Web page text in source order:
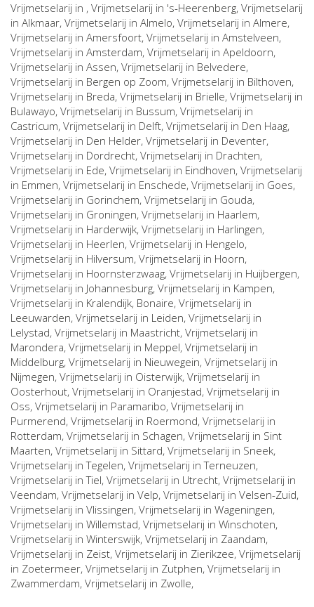
Vrijmetselarij in , Vrijmetselarij in 's-Heerenberg, Vrijmetselarij
in Alkmaar, Vrijmetselarij in Almelo, Vrijmetselarij in Almere,
Vrijmetselarij in Amersfoort, Vrijmetselarij in Amstelveen,
Vrijmetselarij in Amsterdam, Vrijmetselarij in Apeldoorn,
Vrijmetselarij in Assen, Vrijmetselarij in Belvedere,
Vrijmetselarij in Bergen op Zoom, Vrijmetselarij in Bilthoven,
Vrijmetselarij in Breda, Vrijmetselarij in Brielle, Vrijmetselarij in
Bulawayo, Vrijmetselarij in Bussum, Vrijmetselarij in
Castricum, Vrijmetselarij in Delft, Vrijmetselarij in Den Haag,
Vrijmetselarij in Den Helder, Vrijmetselarij in Deventer,
Vrijmetselarij in Dordrecht, Vrijmetselarij in Drachten,
Vrijmetselarij in Ede, Vrijmetselarij in Eindhoven, Vrijmetselarij
in Emmen, Vrijmetselarij in Enschede, Vrijmetselarij in Goes,
Vrijmetselarij in Gorinchem, Vrijmetselarij in Gouda,
Vrijmetselarij in Groningen, Vrijmetselarij in Haarlem,
Vrijmetselarij in Harderwijk, Vrijmetselarij in Harlingen,
Vrijmetselarij in Heerlen, Vrijmetselarij in Hengelo,
Vrijmetselarij in Hilversum, Vrijmetselarij in Hoorn,
Vrijmetselarij in Hoornsterzwaag, Vrijmetselarij in Huijbergen,
Vrijmetselarij in Johannesburg, Vrijmetselarij in Kampen,
Vrijmetselarij in Kralendijk, Bonaire, Vrijmetselarij in
Leeuwarden, Vrijmetselarij in Leiden, Vrijmetselarij in
Lelystad, Vrijmetselarij in Maastricht, Vrijmetselarij in
Marondera, Vrijmetselarij in Meppel, Vrijmetselarij in
Middelburg, Vrijmetselarij in Nieuwegein, Vrijmetselarij in
Nijmegen, Vrijmetselarij in Oisterwijk, Vrijmetselarij in
Oosterhout, Vrijmetselarij in Oranjestad, Vrijmetselarij in
Oss, Vrijmetselarij in Paramaribo, Vrijmetselarij in
Purmerend, Vrijmetselarij in Roermond, Vrijmetselarij in
Rotterdam, Vrijmetselarij in Schagen, Vrijmetselarij in Sint
Maarten, Vrijmetselarij in Sittard, Vrijmetselarij in Sneek,
Vrijmetselarij inTegelen, Vrijmetselarij inTerneuzen,
Vrijmetselarij inTiel, Vrijmetselarij in Utrecht, Vrijmetselarij in
Veendam, Vrijmetselarij in Velp, Vrijmetselarij in Velsen-Zuid,
Vrijmetselarij in Vlissingen, Vrijmetselarij in Wageningen,
Vrijmetselarij in Willemstad, Vrijmetselarij in Winschoten,
Vrijmetselarij in Winterswijk, Vrijmetselarij in Zaandam,
Vrijmetselarij in Zeist, Vrijmetselarij in Zierikzee, Vrijmetselarij
in Zoetermeer, Vrijmetselarij in Zutphen, Vrijmetselarij in
Zwammerdam, Vrijmetselarij in Zwolle,